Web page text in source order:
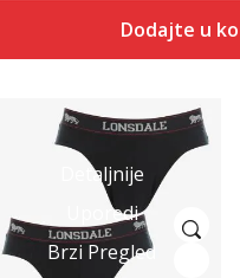
Dodajte u
Detaljnije
Uporedi
Brzi Pregled